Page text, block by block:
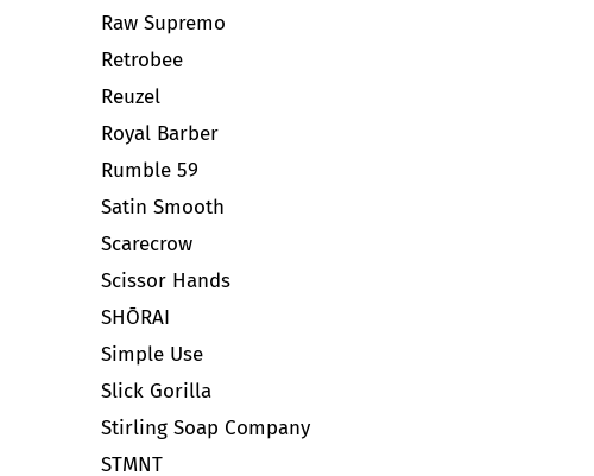
Raw Supremo
Retrobee
Reuzel
Royal Barber
Rumble 59
Satin Smooth
Scarecrow
Scissor Hands
SHŌRAI
Simple Use
Slick Gorilla
Stirling Soap Company
STMNT